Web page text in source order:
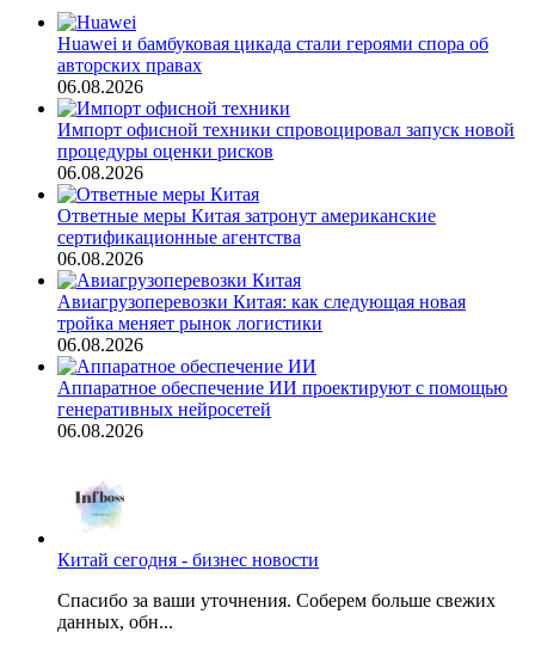
Huawei и бамбуковая цикада стали героями спора об
авторских правах
06.08.2026
Импорт офисной техники спровоцировал запуск новой
процедуры оценки рисков
06.08.2026
Ответные меры Китая затронут американские
сертификационные агентства
06.08.2026
Авиагрузоперевозки Китая: как следующая новая
тройка меняет рынок логистики
06.08.2026
Аппаратное обеспечение ИИ проектируют с помощью
генеративных нейросетей
06.08.2026
Китай сегодня - бизнес новости
Спасибо за ваши уточнения. Соберем больше свежих
данных, обн...